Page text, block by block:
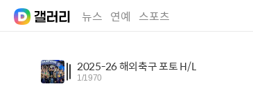
뉴스 연예 스포츠
2025-26 해외축구 포토 H/L
1/1970